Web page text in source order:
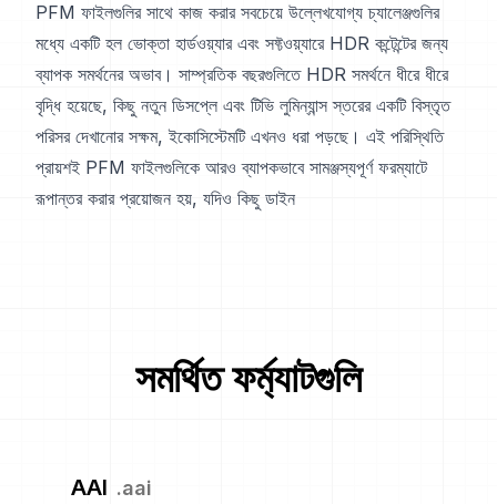
PFM ফাইলগুলির সাথে কাজ করার সবচেয়ে উল্লেখযোগ্য চ্যালেঞ্জগুলির
মধ্যে একটি হল ভোক্তা হার্ডওয়্যার এবং সফ্টওয়্যারে HDR কন্টেন্টের জন্য
ব্যাপক সমর্থনের অভাব। সাম্প্রতিক বছরগুলিতে HDR সমর্থনে ধীরে ধীরে
বৃদ্ধি হয়েছে, কিছু নতুন ডিসপ্লে এবং টিভি লুমিন্যান্স স্তরের একটি বিস্তৃত
পরিসর দেখানোর সক্ষম, ইকোসিস্টেমটি এখনও ধরা পড়ছে। এই পরিস্থিতি
প্রায়শই PFM ফাইলগুলিকে আরও ব্যাপকভাবে সামঞ্জস্যপূর্ণ ফরম্যাটে
রূপান্তর করার প্রয়োজন হয়, যদিও কিছু ডাইন
সমর্থিত ফর্ম্যাটগুলি
AAI .aai